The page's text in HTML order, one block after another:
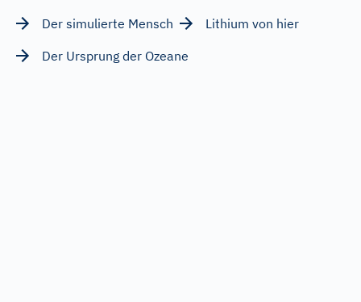
Der simulierte Mensch
Lithium von hier
Der Ursprung der Ozeane